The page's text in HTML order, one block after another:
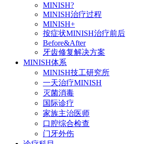
MINISH?
MINISH治疗过程
MINISH+
按症状MINISH治疗前后
Before&After
牙齿修复解决方案
MINISH体系
MINISH技工研究所
一天治疗MINISH
灭菌消毒
国际诊疗
家族主治医师
口腔综合检查
门牙外伤